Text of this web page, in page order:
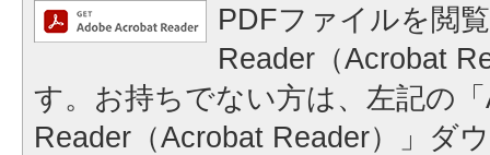
PDFファイルを閲
Reader（Acrobat
す。お持ちでない方は、左記の
Reader（Acrobat Reader）」ダ